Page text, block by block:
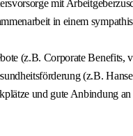
mit
in einem
(z.B. Corporate Benefits,
(z.B.
und gute Anbindung